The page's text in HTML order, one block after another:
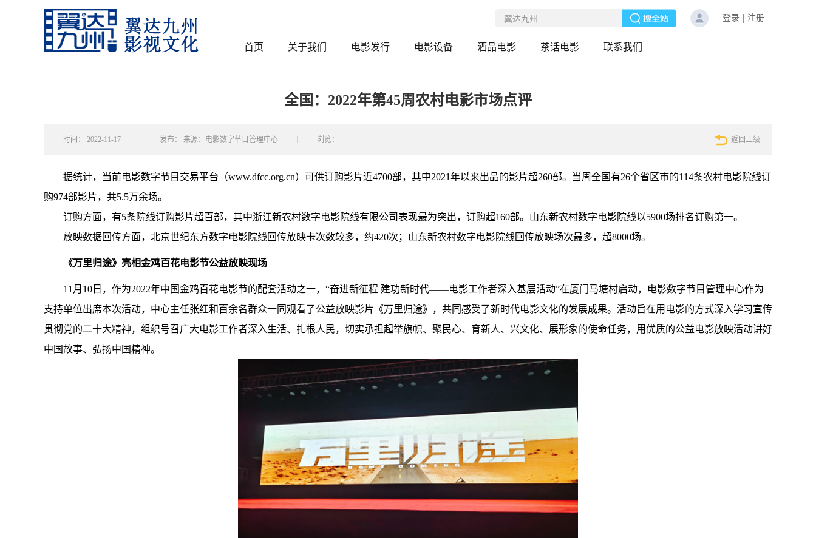
登录 注册
首页 关于我们 电影发行 电影设备 酒品电影 茶话电影 联系我们
全国：2022年第45周农村电影市场点评
时间： 2022-11-17 发布： 来源：电影数字节目管理中心 浏览： 返回上级
据统计，当前电影数字节目交易平台（www.dfcc.org.cn）可供订购影片近4700部，其中2021年以来出品的影片超260部。当周全国有26个省区市的114条农村电影院线订
购974部影片，共5.5万余场。
订购方面，有5条院线订购影片超百部，其中浙江新农村数字电影院线有限公司表现最为突出，订购超160部。山东新农村数字电影院线以5900场排名订购第一。
放映数据回传方面，北京世纪东方数字电影院线回传放映卡次数较多，约420次；山东新农村数字电影院线回传放映场次最多，超8000场。
《万里归途》亮相金鸡百花电影节公益放映现场
11月10日，作为2022年中国金鸡百花电影节的配套活动之一，“奋进新征程 建功新时代——电影工作者深入基层活动”在厦门马塘村启动，电影数字节目管理中心作为
支持单位出席本次活动，中心主任张红和百余名群众一同观看了公益放映影片《万里归途》，共同感受了新时代电影文化的发展成果。活动旨在用电影的方式深入学习宣传
贯彻党的二十大精神，组织号召广大电影工作者深入生活、扎根人民，切实承担起举旗帜、聚民心、育新人、兴文化、展形象的使命任务，用优质的公益电影放映活动讲好
中国故事、弘扬中国精神。